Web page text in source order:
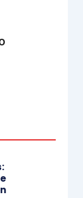
e metodi
la
specifiche
le
che si